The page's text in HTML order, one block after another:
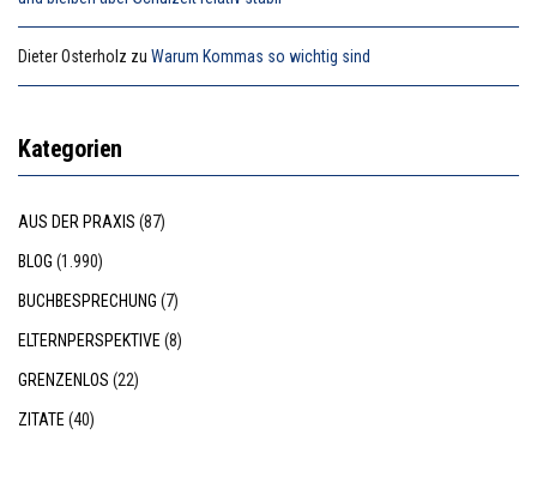
Dieter Osterholz zu Warum Kommas so wichtig sind
Kategorien
AUS DER PRAXIS (87)
BLOG (1.990)
BUCHBESPRECHUNG (7)
ELTERNPERSPEKTIVE (8)
GRENZENLOS (22)
ZITATE (40)